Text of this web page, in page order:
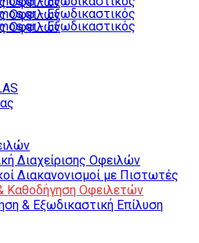
Διαχείρισης Οφειλών
Διακανονισμοί με Πιστωτές
Καθοδήγηση Οφειλετών
& Εξωδικαστική Επίλυση